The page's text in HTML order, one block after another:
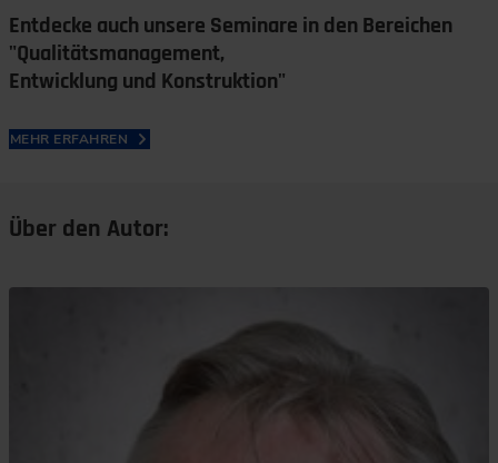
Entdecke auch unsere Seminare in den Bereichen
"Qualitätsmanagement,
Entwicklung und Konstruktion"
MEHR ERFAHREN
Über den Autor: